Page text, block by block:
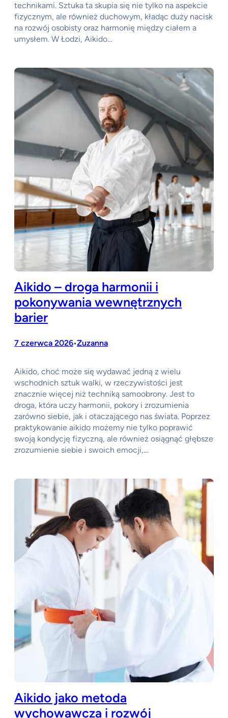
technikami. Sztuka ta skupia się nie tylko na aspekcie
fizycznym, ale również duchowym, kładąc duży nacisk
na rozwój osobisty oraz harmonię między ciałem a
umysłem. W Łodzi, Aikido…
Aikido – droga harmonii i
pokonywania wewnętrznych
barier
7 czerwca 2026•Zuzanna
Aikido, choć może się wydawać jedną z wielu
wschodnich sztuk walki, w rzeczywistości jest
znacznie więcej niż techniką samoobrony. Jest to
droga, która uczy harmonii, pokory i zrozumienia
zarówno siebie, jak i otaczającego nas świata. Poprzez
praktykowanie aikido możemy nie tylko poprawić
swoją kondycję fizyczną, ale również osiągnąć głębsze
zrozumienie siebie i swoich emocji,…
Aikido jako metoda
wychowawcza i rozwój